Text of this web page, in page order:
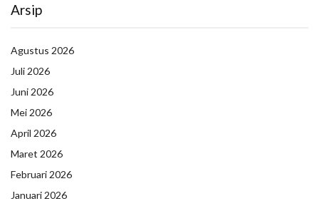
Arsip
Agustus 2026
Juli 2026
Juni 2026
Mei 2026
April 2026
Maret 2026
Februari 2026
Januari 2026